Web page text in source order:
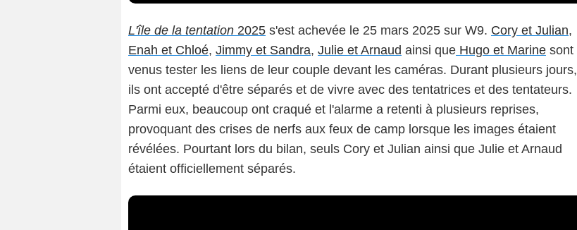
L'île de la tentation 2025 s'est achevée le 25 mars 2025 sur W9. Cory et Julian,
Enah et Chloé, Jimmy et Sandra, Julie et Arnaud ainsi que Hugo et Marine sont
venus tester les liens de leur couple devant les caméras. Durant plusieurs jours,
ils ont accepté d'être séparés et de vivre avec des tentatrices et des tentateurs.
Parmi eux, beaucoup ont craqué et l'alarme a retenti à plusieurs reprises,
provoquant des crises de nerfs aux feux de camp lorsque les images étaient
révélées. Pourtant lors du bilan, seuls Cory et Julian ainsi que Julie et Arnaud
étaient officiellement séparés.